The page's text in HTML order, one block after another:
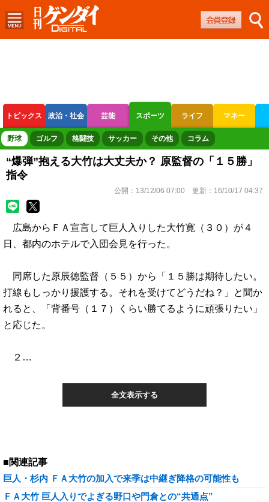
トピックス 政治・社会 芸能 スポーツ ライフ マネー
ボートレース 競輪 オートレース
野球 ゴルフ 格闘技 サッカー その他 コラム
“爆弾”抱える大竹は大丈夫か？ 原監督の「１５勝」
指令
公開： 13/12/06 07:00 更新： 16/10/17 04:37
広島からＦＡ宣言して巨人入りした大竹寛（３０）が４
日、都内のホテルで入団会見を行った。
同席した原辰徳監督（５５）から「１５勝は期待したい。
打線もしっかり援護する。それを受けてどうだね？」と聞か
れると、「背番号（１７）くらい勝てるように頑張りたい」
と応じた。
２…
全文表示する
■関連記事
巨人・杉内 ＦＡ大竹の加入で来季は中継ぎ降格の可能性も
ＦＡ大竹 巨人入りでよぎる野口や門倉との“共通点”